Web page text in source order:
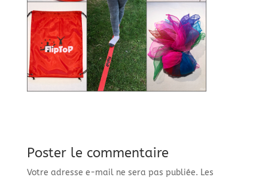
Poster le commentaire
Votre adresse e-mail ne sera pas publiée. Les